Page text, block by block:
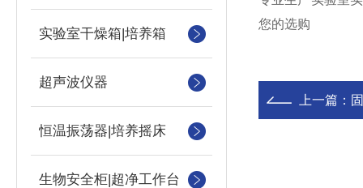
实验室干燥箱|培养箱
超声波仪器
恒温振荡器|培养摇床
生物安全柜|超净工作台
您的选购
上一篇：